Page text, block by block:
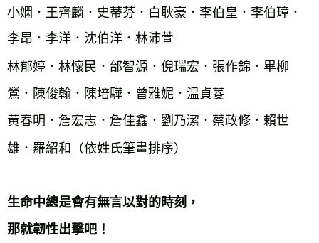
小嫻．王齊麟．史蒂芬．白耿豪．李伯皇．李伯璋．
李昂．李洋．沈伯洋．林沛萱
林郁婷．林懷民．邰智源．倪瑞宏．張作錦．畢柳
鶯．陳俊翰．陳培驊．曾雅妮．温貞菱
黃春明．詹宏志．詹佳鑫．劉乃潔．蔡政修．賴世
雄．羅紹和（依姓氏筆畫排序）
生命中總是會有無言以對的時刻，
那就韌性出擊吧！